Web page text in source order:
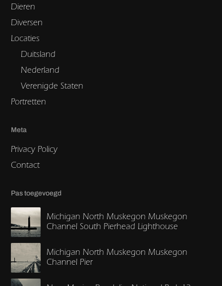
Dieren
Diversen
Locaties
Duitsland
Nederland
Verenigde Staten
Portretten
Meta
Privacy Policy
Contact
Pas toegevoegd
Michigan North Muskegon Muskegon
Channel South Pierhead Lighthouse
Michigan North Muskegon Muskegon
Channel Pier